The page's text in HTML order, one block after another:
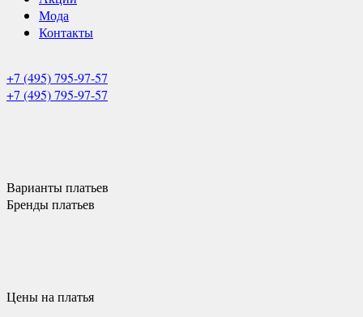
Мода
Контакты
+7 (495) 795-97-57
+7 (495) 795-97-57
Вариантыплатьев
Брендыплатьев
Ценына платья